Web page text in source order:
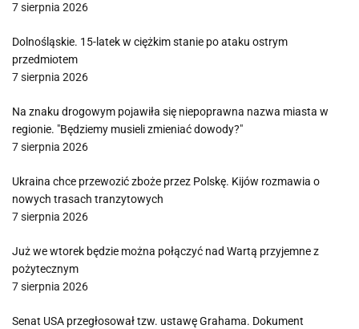
7 sierpnia 2026
Dolnośląskie. 15-latek w ciężkim stanie po ataku ostrym
przedmiotem
7 sierpnia 2026
Na znaku drogowym pojawiła się niepoprawna nazwa miasta w
regionie. "Będziemy musieli zmieniać dowody?"
7 sierpnia 2026
Ukraina chce przewozić zboże przez Polskę. Kijów rozmawia o
nowych trasach tranzytowych
7 sierpnia 2026
Już we wtorek będzie można połączyć nad Wartą przyjemne z
pożytecznym
7 sierpnia 2026
Senat USA przegłosował tzw. ustawę Grahama. Dokument